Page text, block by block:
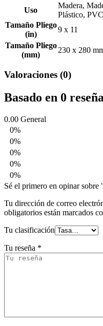
Uso
Madera,
Plástico,
Tamaño Pliego
(in)
9 x 11
Tamaño Pliego
(mm)
230 x 280
Valoraciones (0)
Basado en 0
0.00 General
0%
0%
0%
0%
0%
Sé el primero en opinar
Tu dirección de correo
obligatorios están marcados
Tu clasificación
Tu reseña *